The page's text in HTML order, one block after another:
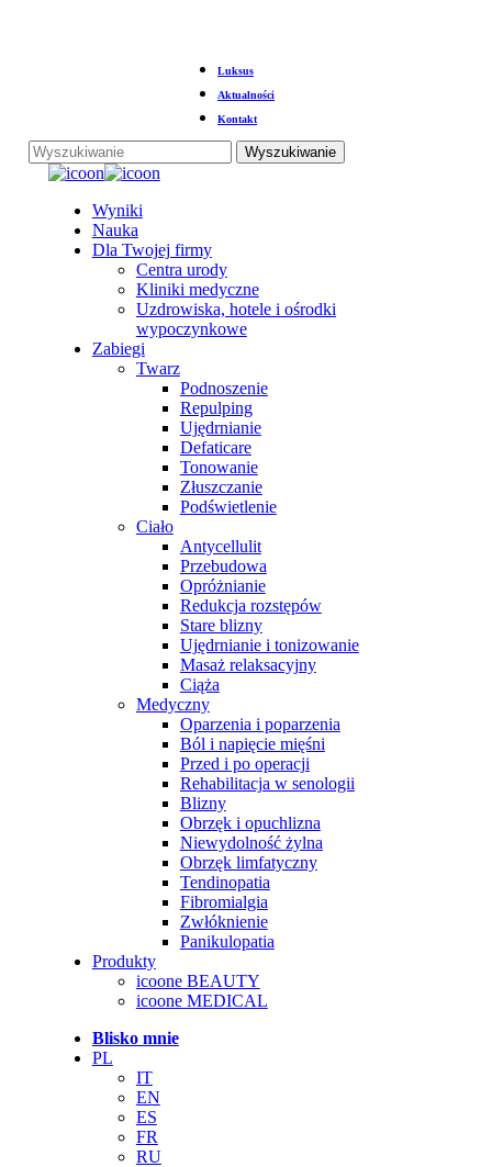
Luksus
Aktualności
Kontakt
Wyszukiwanie
Zamknij
Menu
Wyniki
Nauka
Dla Twojej firmy
Centra urody
Kliniki medyczne
Uzdrowiska, hotele i ośrodki
wypoczynkowe
Zabiegi
Twarz
Podnoszenie
Repulping
Ujędrnianie
Defaticare
Tonowanie
Złuszczanie
Podświetlenie
Ciało
Antycellulit
Przebudowa
Opróżnianie
Redukcja rozstępów
Stare blizny
Ujędrnianie i tonizowanie
Masaż relaksacyjny
Ciąża
Medyczny
Oparzenia i poparzenia
Ból i napięcie mięśni
Przed i po operacji
Rehabilitacja w senologii
Blizny
Obrzęk i opuchlizna
Niewydolność żylna
Obrzęk limfatyczny
Tendinopatia
Fibromialgia
Zwłóknienie
Panikulopatia
Produkty
icoone BEAUTY
icoone MEDICAL
Blisko mnie
PL
IT
EN
ES
FR
RU